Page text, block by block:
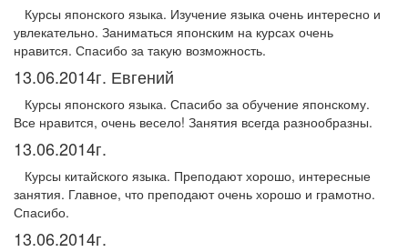
Курсы японского языка. Изучение языка очень интересно и
увлекательно. Заниматься японским на курсах очень
нравится. Спасибо за такую возможность.
13.06.2014г. Евгений
Курсы японского языка. Спасибо за обучение японскому.
Все нравится, очень весело! Занятия всегда разнообразны.
13.06.2014г.
Курсы китайского языка. Преподают хорошо, интересные
занятия. Главное, что преподают очень хорошо и грамотно.
Спасибо.
13.06.2014г.